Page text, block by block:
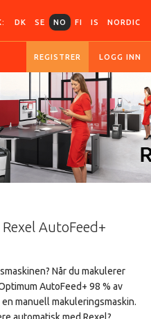
DK SE NO FI IS NORDIC
REGISTRER LOGG INN
AutoFeed+
Når du makulerer
AutoFeed+ 98 % av
manuell makuleringsmaskin.